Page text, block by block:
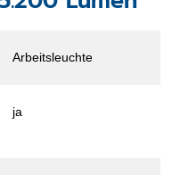
Arbeitsleuchte
ja